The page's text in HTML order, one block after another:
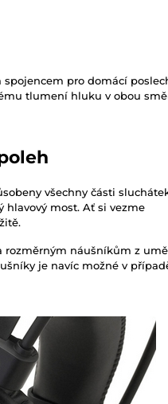
pro domácí
tlumení hluku v obou
všechny části
most. Ať si vezme
rozměrným náušníkům z
je navíc možné v